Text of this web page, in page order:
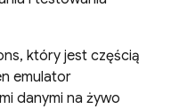
który jest częścią
emulator
danymi na żywo